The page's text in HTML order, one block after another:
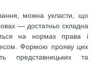
можна укласти, що
— достатньо складна
на нормах права і
Формою прояву цих
представницьких та